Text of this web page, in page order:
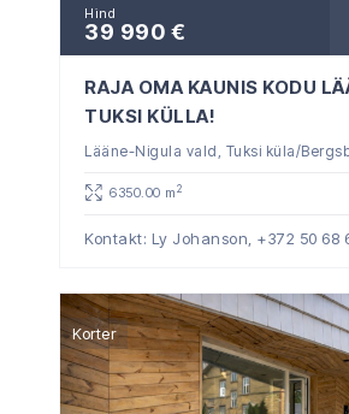
Hind
39 990 €
RAJA OMA KAUNIS KODU
TUKSI KÜLLA!
Lääne-Nigula vald, Tuksi küla/
6350.00 m 2
Kontakt: Ly Johanson, +372 50 68
Korter